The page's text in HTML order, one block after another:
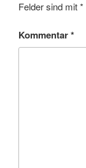
Felder sind mit*
Kommentar*